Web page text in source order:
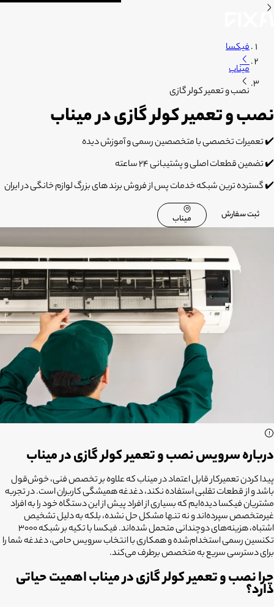
فیکسا
میناب
نصب و تعمیر کولر گازی
نصب و تعمیر کولر گازی در میناب
✔️ تعمیرات تخصصی با متخصصین رسمی و آموزش دیده
✔️ تضمین قطعات اصلی و پشتیبانی 24 ساعته
✔️ گسترده ترین شبکه خدمات پس از فروش برند های بزرگ لوازم خانگی در ایران
ثبت سفارش میناب
درباره سرویس نصب و تعمیر کولر گازی در میناب
پیدا کردن تعمیرکار قابل اعتماد در میناب که علاوه بر تخصص فنی، خوش‌قول
باشد و از قطعات تقلبی استفاده نکند، دغدغه همیشگی کاربران است. در تجربه
مشتریان فیکسا دیده‌ایم که بسیاری از افراد پیش از این دستگاه خود را به افراد
غیرمتخصص سپرده‌اند و نه تنها مشکل حل نشده، بلکه به دلیل تشخیص
اشتباه، هزینه‌های دوچندانی متحمل شده‌اند. فیکسا با تکیه بر شبکه ۳۰۰۰
تکنسین رسمی استخدام‌شده و همکاری با انتخاب سرویس حامی، دغدغه شما را
برای دسترسی سریع به متخصص برطرف می‌کند.
چرا نصب و تعمیر کولر گازی در میناب اهمیت حیاتی
دارد؟